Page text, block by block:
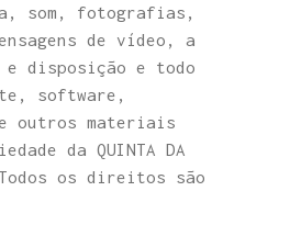
som, fotografias,
de vídeo, a
e disposição e todo
software,
outros materiais
da QUINTA DA
Todos os direitos são